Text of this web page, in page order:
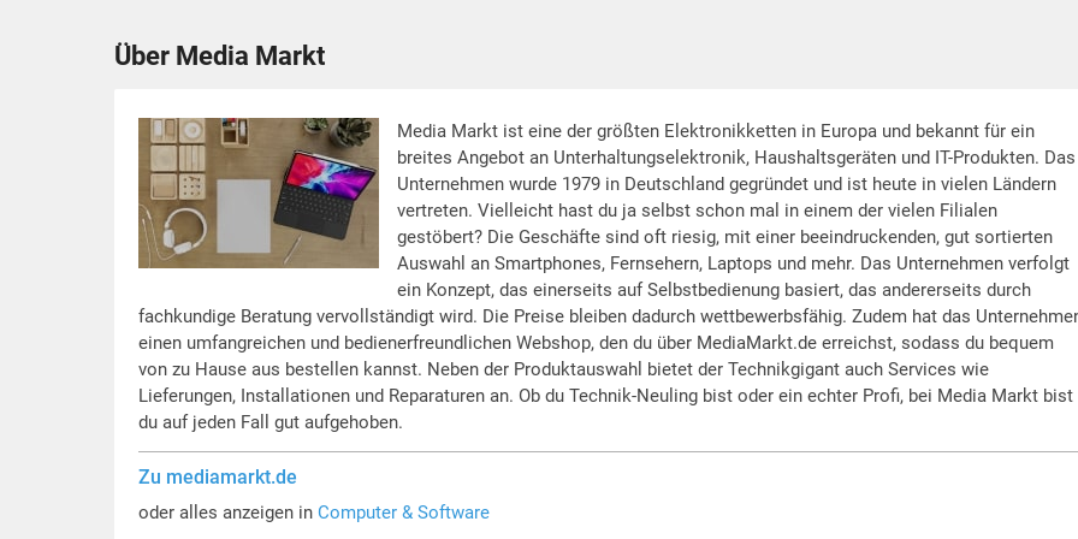
Über Media Markt
Media Markt ist eine der größten Elektronikketten in Europa und bekannt für ein
breites Angebot an Unterhaltungselektronik, Haushaltsgeräten und IT-Produkten. Das
Unternehmen wurde 1979 in Deutschland gegründet und ist heute in vielen Ländern
vertreten. Vielleicht hast du ja selbst schon mal in einem der vielen Filialen
gestöbert? Die Geschäfte sind oft riesig, mit einer beeindruckenden, gut sortierten
Auswahl an Smartphones, Fernsehern, Laptops und mehr. Das Unternehmen verfolgt
ein Konzept, das einerseits auf Selbstbedienung basiert, das andererseits durch
fachkundige Beratung vervollständigt wird. Die Preise bleiben dadurch wettbewerbsfähig. Zudem hat das
einen umfangreichen und bedienerfreundlichen Webshop, den du über MediaMarkt.de erreichst, sodass du bequem
von zu Hause aus bestellen kannst. Neben der Produktauswahl bietet der Technikgigant auch Services wie
Lieferungen, Installationen und Reparaturen an. Ob du Technik-Neuling bist oder ein echter Profi, bei Media Markt bist
du auf jeden Fall gut aufgehoben.
Zu mediamarkt.de
oder alles anzeigen in Computer & Software